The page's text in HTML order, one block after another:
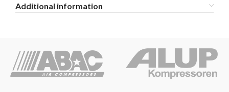
Additional information